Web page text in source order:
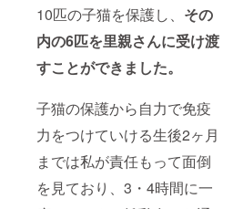
10匹の子猫を保護し、 その
内の6匹を里親さんに受け渡
すことができました。
子猫の保護から自力で免疫
力をつけていける生後2ヶ月
までは私が責任もって面倒
を見ており、3・4時間に一